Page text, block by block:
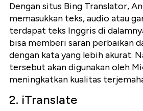
Dengan situs Bing Translator,
memasukkan teks, audio atau
terdapat teks Inggris di
bisa memberi saran perbaikan
dengan kata yang lebih akurat.
tersebut akan digunakan oleh
meningkatkan kualitas
2. iTranslate